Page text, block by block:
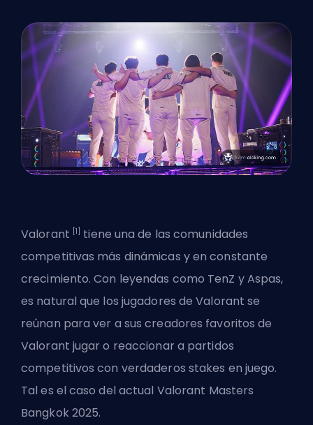
Valorant [1]
tiene una de las comunidades
competitivas más dinámicas y en constante
crecimiento. Con leyendas como TenZ y Aspas,
es natural que los jugadores de Valorant se
reúnan para ver a sus creadores favoritos de
Valorant jugar o reaccionar a partidos
competitivos con verdaderos stakes en juego.
Tal es el caso del actual Valorant Masters
Bangkok 2025.